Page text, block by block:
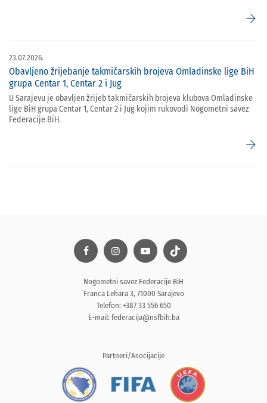
arrow_forward
23.07.2026.
Obavljeno žrijebanje takmičarskih brojeva Omladinske lige BiH
grupa Centar 1, Centar 2 i Jug
U Sarajevu je obavljen žrijeb takmičarskih brojeva klubova Omladinske
lige BiH grupa Centar 1, Centar 2 i Jug kojim rukovodi Nogometni savez
Federacije BiH.
arrow_forward
Nogometni savez Federacije BiH
Franca Lehara 3, 71000 Sarajevo
Telefon: +387 33 556 650
E-mail: federacija@nsfbih.ba
Partneri/Asocijacije